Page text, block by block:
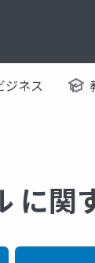
ジネス
に関